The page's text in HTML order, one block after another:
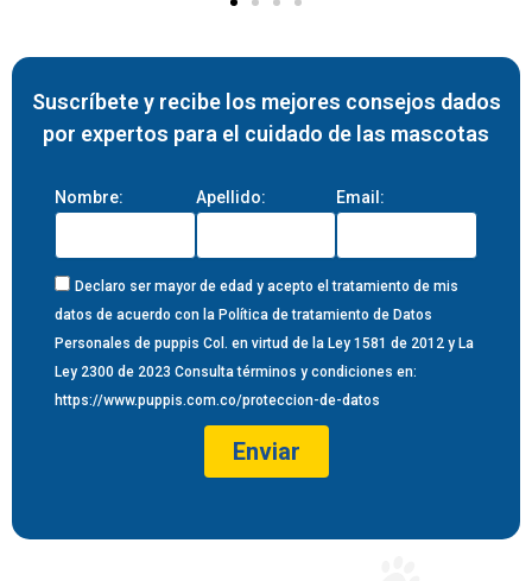
Suscríbete y recibe los mejores consejos dados
por expertos para el cuidado de las mascotas
Nombre: Apellido: Email:
Declaro ser mayor de edad y acepto el tratamiento de mis
datos de acuerdo con la Política de tratamiento de Datos
Personales de puppis Col. en virtud de la Ley 1581 de 2012 y La
Ley 2300 de 2023 Consulta términos y condiciones en:
https://www.puppis.com.co/proteccion-de-datos